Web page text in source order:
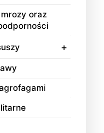
oraz